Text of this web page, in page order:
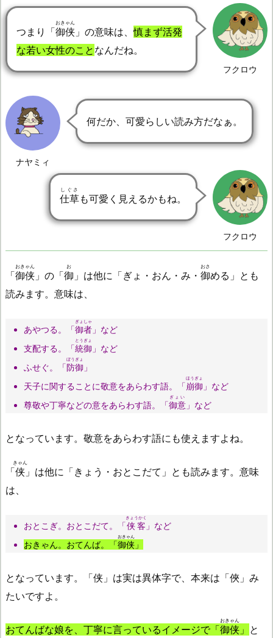
フクロウ
つまり「御侠
おきゃん
」の意味は、慎まず活発
な若い女性のこと なんだね。
ナヤミィ
何だか、可愛らしい読み方だなぁ。
フクロウ
仕草
しぐさ
も可愛く見えるかもね。
「御侠
おきゃん
」の「御
お
」は他に「ぎょ・おん・み・ 御
おさ
める」とも
読みます。意味は、
あやつる。「御者
ぎょしゃ
」など
支配する。「統御
とうぎょ
」など
ふせぐ。「防御
ぼうぎょ
」
天子に関することに敬意をあらわす語。「崩御
ほうぎょ
」など
尊敬や丁寧などの意をあらわす語。「御意
ぎょい
」など
となっています。敬意をあらわす語にも使えますよね。
「侠
きゃん
」は他に「きょう・おとこだて」とも読みます。意味
は、
おとこぎ。おとこだて。「侠客
きょうかく
」など
おきゃん。おてんば。「御侠
おきゃん
」
となっています。「侠」は実は異体字で、本来は「俠」み
たいですよ。
おてんばな娘を、丁寧に言っているイメージで「御侠
おきゃん
」 と